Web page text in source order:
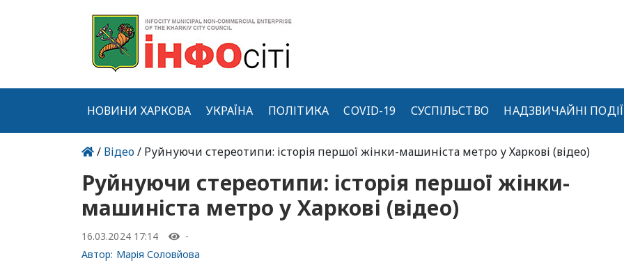
НОВИНИ ХАРКОВА УКРАЇНА ПОЛІТИКА COVID-19 СУСПІЛЬСТВО НАДЗВИЧАЙНІ ПОДІЇ
/ Відео/ Руйнуючи стереотипи: історія першої жінки-машиніста метро у Харкові (відео)
Руйнуючи стереотипи: історія першої жінки-
машиніста метро у Харкові (відео)
16.03.2024 17:14
-
Автор: Марія Соловйова